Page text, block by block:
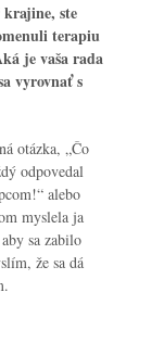
krajine, ste
terapiu
je vaša rada
vyrovnať s
otázka, „Čo
odpovedal
alebo
myslela ja
sa zabilo
že sa dá